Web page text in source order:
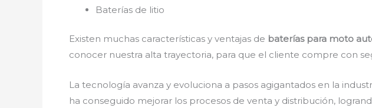
Baterías de litio
Existen muchas características y ventajas de baterías para moto
conocer nuestra alta trayectoria, para que el cliente compre con
La tecnología avanza y evoluciona a pasos agigantados en la
ha conseguido mejorar los procesos de venta y distribución,